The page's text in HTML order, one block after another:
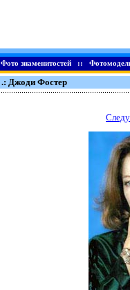
Фото знаменитостей::
.: Джоди Фостер